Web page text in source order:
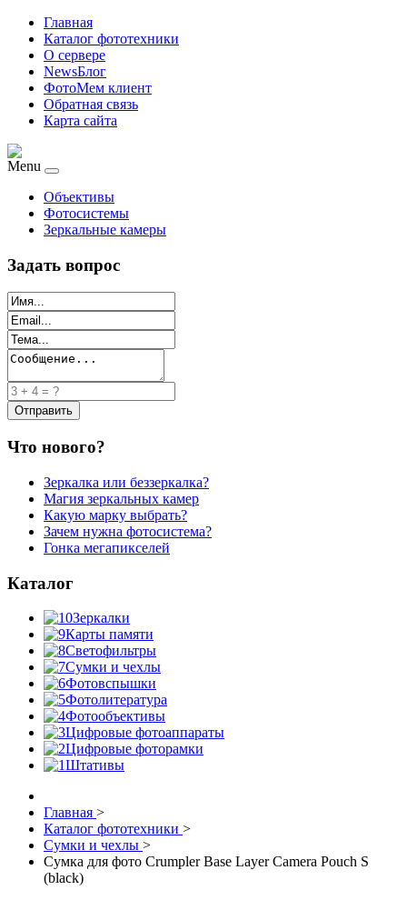
Главная
Каталог фототехники
О сервере
NewsБлог
ФотоМем клиент
Обратная связь
Карта сайта
Menu
Объективы
Фотосистемы
Зеркальные камеры
Задать вопрос
Что нового?
Зеркалка или беззеркалка?
Магия зеркальных камер
Какую марку выбрать?
Зачем нужна фотосистема?
Гонка мегапикселей
Каталог
Зеркалки
Карты памяти
Светофильтры
Сумки и чехлы
Фотовспышки
Фотолитература
Фотообъективы
Цифровые фотоаппараты
Цифровые фоторамки
Штативы
Главная >
Каталог фототехники >
Сумки и чехлы >
Сумка для фото Crumpler Base Layer Camera Pouch S
(black)